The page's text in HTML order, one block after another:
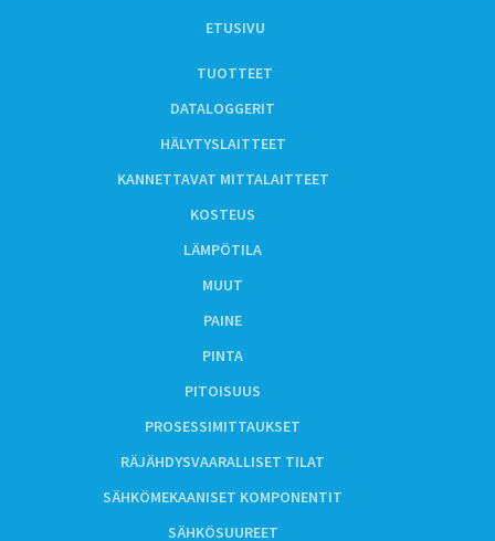
ETUSIVU
TUOTTEET
DATALOGGERIT
HÄLYTYSLAITTEET
KANNETTAVAT MITTALAITTEET
KOSTEUS
LÄMPÖTILA
MUUT
PAINE
PINTA
PITOISUUS
PROSESSIMITTAUKSET
RÄJÄHDYSVAARALLISET TILAT
SÄHKÖMEKAANISET KOMPONENTIT
SÄHKÖSUUREET